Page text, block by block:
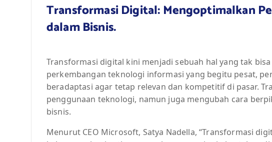
Transformasi Digital: Mengoptimalkan
dalam Bisnis.
Transformasi digital kini menjadi sebuah hal yang tak
perkembangan teknologi informasi yang begitu pesat,
beradaptasi agar tetap relevan dan kompetitif di pasar.
penggunaan teknologi, namun juga mengubah cara
bisnis.
Menurut CEO Microsoft, Satya Nadella, “Transformasi